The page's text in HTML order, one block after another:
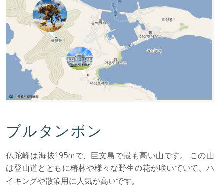
ブルタンボン
仏陀峰は海抜195mで、巨文島で最も高い山です。 この山
は登山道とともに椿林や様々な野生の花が咲いていて、ハ
イキングや散策用に人気が高いです。